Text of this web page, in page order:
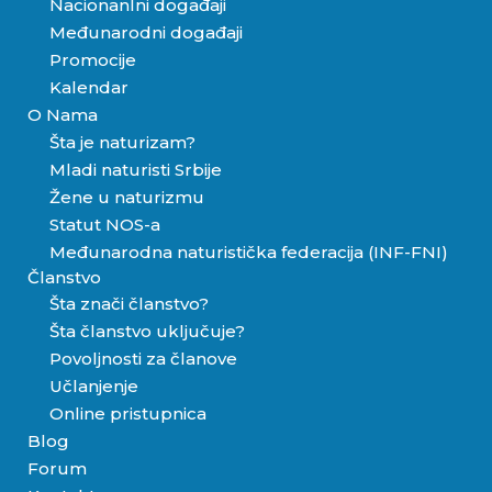
Nacionanlni događaji
Međunarodni događaji
Promocije
Kalendar
O Nama
Šta je naturizam?
Mladi naturisti Srbije
Žene u naturizmu
Statut NOS-a
Međunarodna naturistička federacija (INF-FNI)
Članstvo
Šta znači članstvo?
Šta članstvo uključuje?
Povoljnosti za članove
Učlanjenje
Online pristupnica
Blog
Forum